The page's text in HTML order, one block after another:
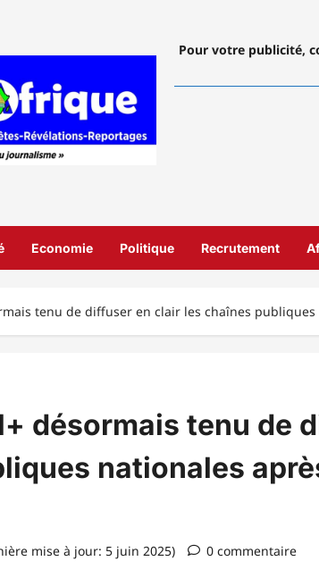
Pour votre publicité,
Economie Politique Recrutement
tenu de diffuser en clair les chaînes
désormais tenu de
nationales
mise à jour: 5 juin 2025) 0 commentaire